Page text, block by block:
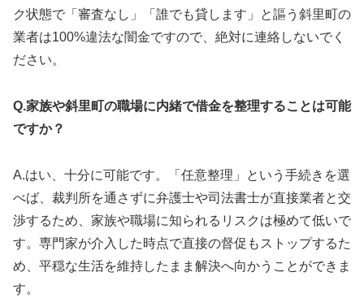
ク状態で「審査なし」「誰でも貸します」と謳う斜里町の
業者は100%違法な闇金ですので、絶対に連絡しないでく
ださい。
Q.家族や斜里町の職場に内緒で借金を整理することは可能
ですか？
A.はい、十分に可能です。「任意整理」という手続きを選
べば、裁判所を通さずに弁護士や司法書士が直接業者と交
渉するため、家族や職場に知られるリスクは極めて低いで
す。専門家が介入した時点で直接の督促もストップするた
め、平穏な生活を維持したまま解決へ向かうことができま
す。